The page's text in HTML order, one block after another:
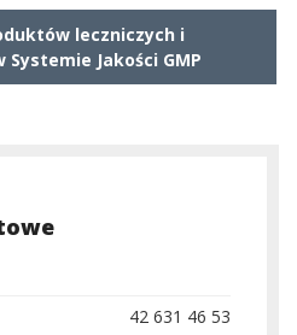
leczniczych i
Jakości GMP
42 631 46 53